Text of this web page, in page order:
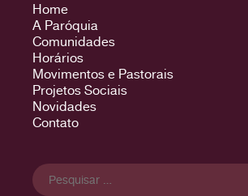
Home
A Paróquia
Comunidades
Horários
Movimentos e Pastorais
Projetos Sociais
Novidades
Contato
Pesquisar
por: